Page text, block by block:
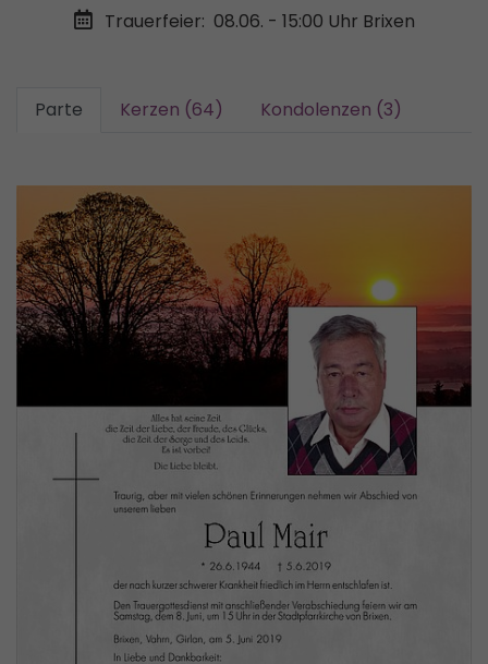
Trauerfeier: 08.06. - 15:00 Uhr Brixen
Parte Kerzen (64) Kondolenzen (3)